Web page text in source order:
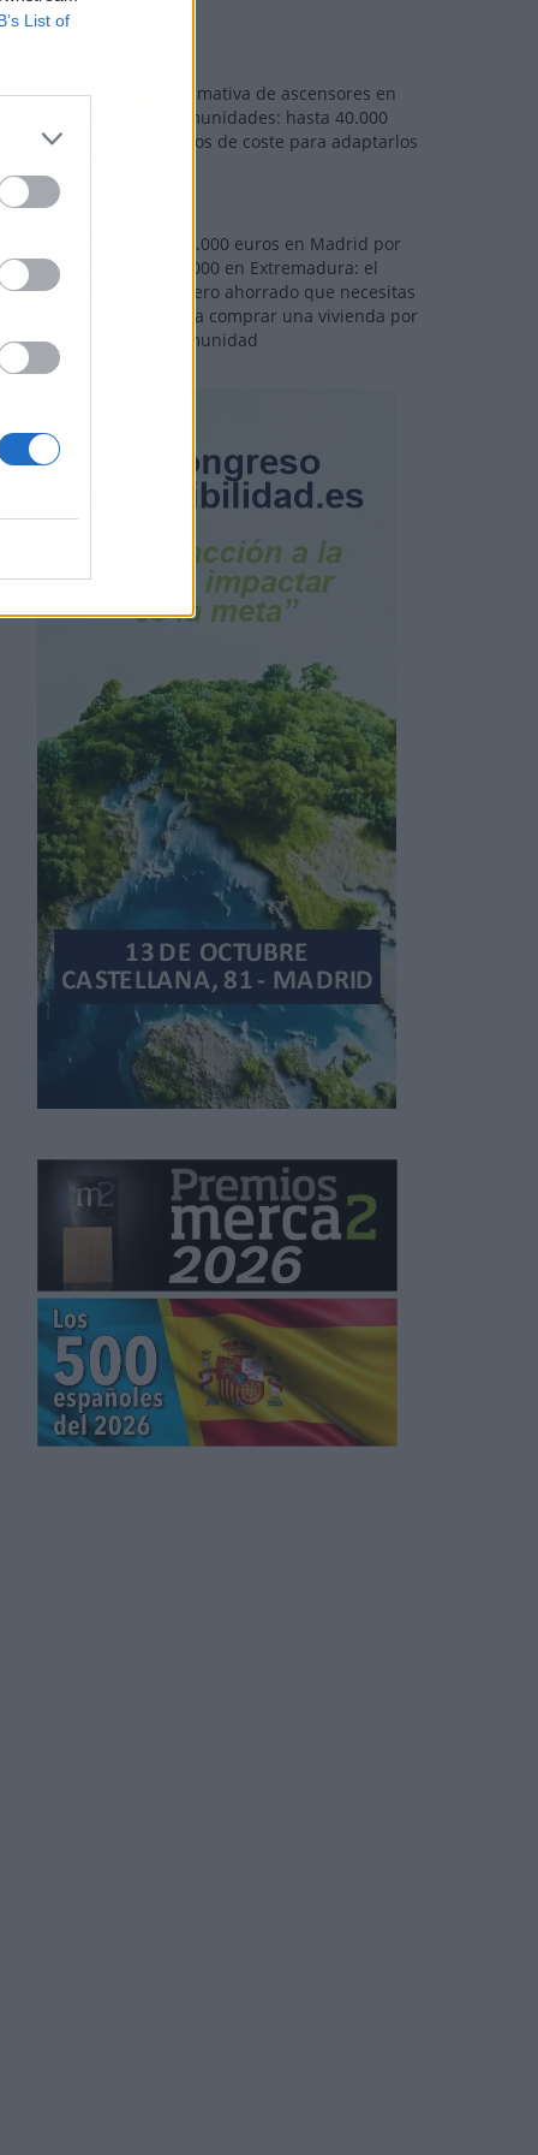
List of
Normativa de ascensores en
comunidades: hasta 40.000
euros de coste para adaptarlos
110.000 euros en Madrid por
31.000 en Extremadura: el
dinero ahorrado que necesitas
para comprar una vivienda por
comunidad